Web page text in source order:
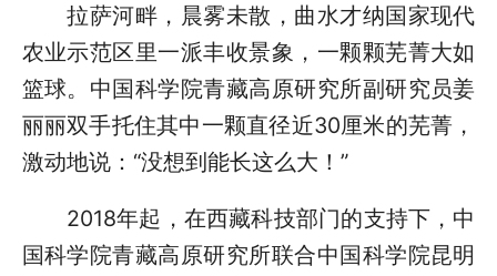
拉萨河畔，晨雾未散，曲水才纳国家现代
农业示范区里一派丰收景象，一颗颗芜菁大如
篮球。中国科学院青藏高原研究所副研究员姜
丽丽双手托住其中一颗直径近30厘米的芜菁，
激动地说：“没想到能长这么大！”
2018年起，在西藏科技部门的支持下，中
国科学院青藏高原研究所联合中国科学院昆明